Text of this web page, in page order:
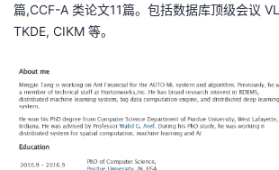
篇,CCF-A 类论文11篇。包括数据库顶级会议
TKDE, CIKM 等。